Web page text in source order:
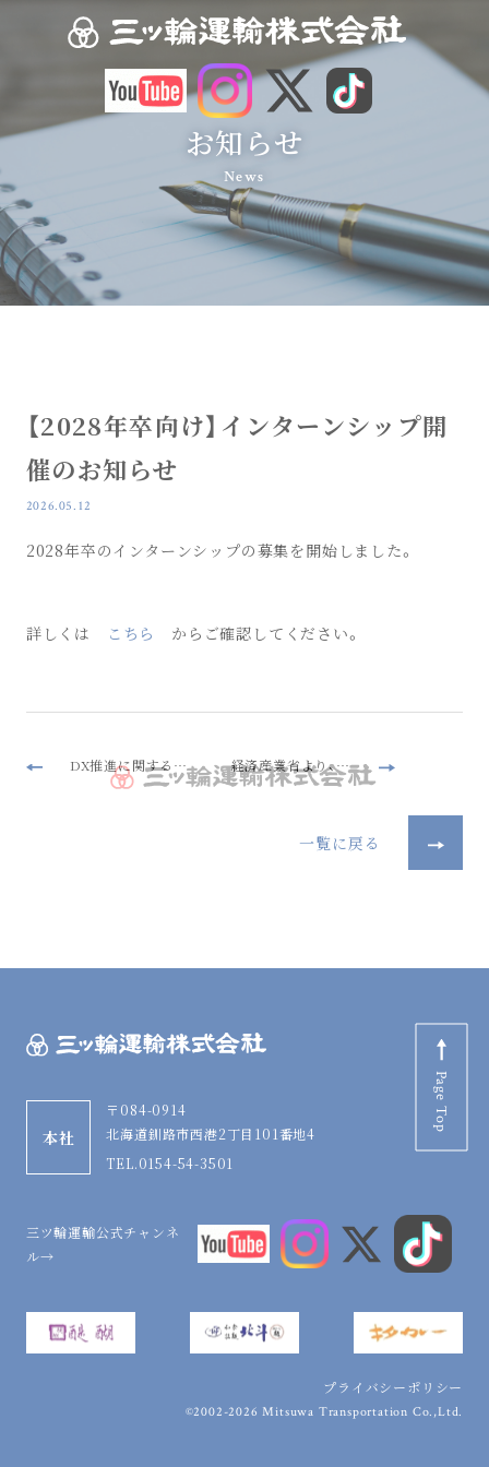
お知らせ
News
【2028年卒向け】インターンシップ開
催のお知らせ
2026.05.12
2028年卒のインターンシップの募集を開始しました。
詳しくは こちら からご確認してください。
DX推進に関するトップメッセージ/基本方針、及び戦略を発出しました 経済産業省より、『DX認定事業者』として認定されました。
一覧に戻る
本社
〒084-0914
北海道釧路市西港2丁目101番地4
TEL.0154-54-3501
三ツ輪運輸公式チャンネ
ル→
プライバシーポリシー
©2002-2026 Mitsuwa Transportation Co.,Ltd.
Page Top